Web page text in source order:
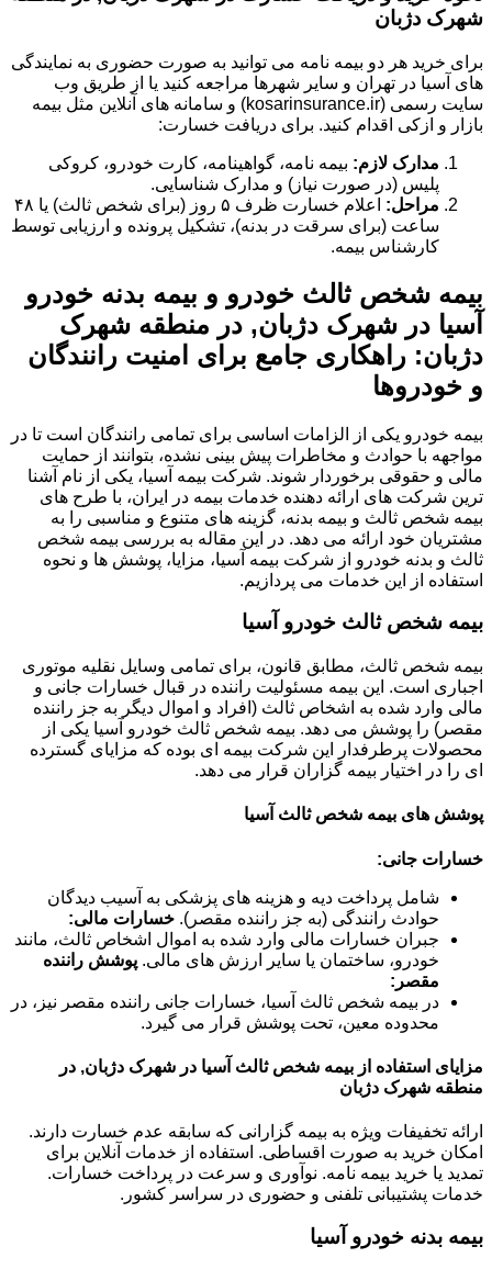
شهرک دژبان
برای خرید هر دو بیمه نامه می توانید به صورت حضوری به نمایندگی
های آسیا در تهران و سایر شهرها مراجعه کنید یا از طریق وب
سایت رسمی (kosarinsurance.ir) و سامانه های آنلاین مثل بیمه
بازار و ازکی اقدام کنید. برای دریافت خسارت:
مدارک لازم: بیمه نامه، گواهینامه، کارت خودرو، کروکی
پلیس (در صورت نیاز) و مدارک شناسایی.
مراحل:
اعلام خسارت ظرف ۵ روز (برای شخص ثالث) یا ۴۸
ساعت (برای سرقت در بدنه)، تشکیل پرونده و ارزیابی توسط
کارشناس بیمه.
بیمه شخص ثالث خودرو و بیمه بدنه خودرو
آسیا در شهرک دژبان, در منطقه شهرک
دژبان: راهکاری جامع برای امنیت رانندگان
و خودروها
بیمه خودرو یکی از الزامات اساسی برای تمامی رانندگان است تا در
مواجهه با حوادث و مخاطرات پیش بینی نشده، بتوانند از حمایت
مالی و حقوقی برخوردار شوند. شرکت بیمه آسیا، یکی از نام آشنا
ترین شرکت های ارائه دهنده خدمات بیمه در ایران، با طرح های
بیمه شخص ثالث و بیمه بدنه، گزینه های متنوع و مناسبی را به
مشتریان خود ارائه می دهد. در این مقاله به بررسی بیمه شخص
ثالث و بدنه خودرو از شرکت بیمه آسیا، مزایا، پوشش ها و نحوه
استفاده از این خدمات می پردازیم.
بیمه شخص ثالث خودرو آسیا
بیمه شخص ثالث، مطابق قانون، برای تمامی وسایل نقلیه موتوری
اجباری است. این بیمه مسئولیت راننده در قبال خسارات جانی و
مالی وارد شده به اشخاص ثالث (افراد و اموال دیگر به جز راننده
مقصر) را پوشش می دهد. بیمه شخص ثالث خودرو آسیا یکی از
محصولات پرطرفدار این شرکت بیمه ای بوده که مزایای گسترده
ای را در اختیار بیمه گزاران قرار می دهد.
پوشش های بیمه شخص ثالث آسیا
خسارات جانی:
شامل پرداخت دیه و هزینه های پزشکی به آسیب دیدگان
حوادث رانندگی (به جز راننده مقصر). خسارات مالی:
جبران خسارات مالی وارد شده به اموال اشخاص ثالث، مانند
خودرو، ساختمان یا سایر ارزش های مالی. پوشش راننده
مقصر:
در بیمه شخص ثالث آسیا، خسارات جانی راننده مقصر نیز، در
محدوده معین، تحت پوشش قرار می گیرد.
مزایای استفاده از بیمه شخص ثالث آسیا در شهرک دژبان, در
منطقه شهرک دژبان
ارائه تخفیفات ویژه به بیمه گزارانی که سابقه عدم خسارت دارند.
امکان خرید به صورت اقساطی. استفاده از خدمات آنلاین برای
تمدید یا خرید بیمه نامه. نوآوری و سرعت در پرداخت خسارات.
خدمات پشتیبانی تلفنی و حضوری در سراسر کشور.
بیمه بدنه خودرو آسیا